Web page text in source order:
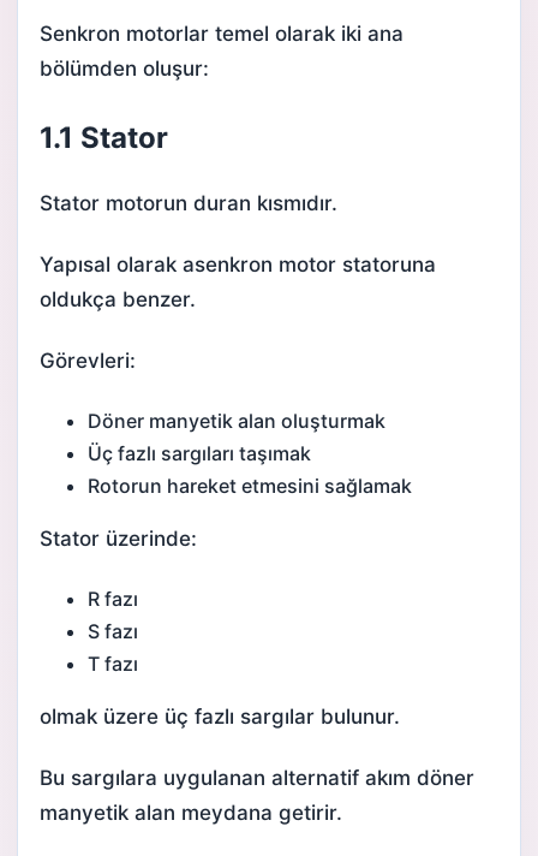
Senkron motorlar temel olarak iki ana
bölümden oluşur:
1.1 Stator
Stator motorun duran kısmıdır.
Yapısal olarak asenkron motor statoruna
oldukça benzer.
Görevleri:
Döner manyetik alan oluşturmak
Üç fazlı sargıları taşımak
Rotorun hareket etmesini sağlamak
Stator üzerinde:
R fazı
S fazı
T fazı
olmak üzere üç fazlı sargılar bulunur.
Bu sargılara uygulanan alternatif akım döner
manyetik alan meydana getirir.